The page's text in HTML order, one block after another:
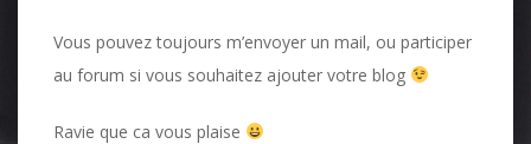
Vous pouvez toujours m’envoyer un mail, ou participer
au forum si vous souhaitez ajouter votre blog
Ravie que ca vous plaise